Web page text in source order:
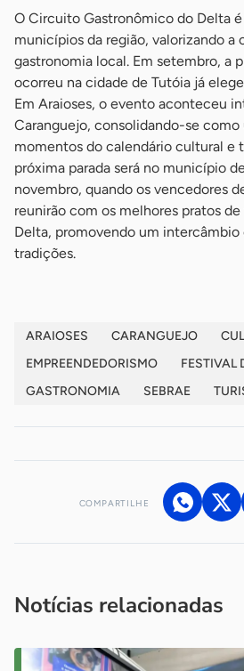
O Circuito Gastronômico do Delta
municípios da região, valorizando a
gastronomia local. Em setembro, a
ocorreu na cidade de Tutóia já
Em Araioses, o evento aconteceu
Caranguejo, consolidando-se como
momentos do calendário cultural e
próxima parada será no município
novembro, quando os vencedores
reunirão com os melhores pratos
Delta, promovendo um intercâmbio
tradições.
ARAIOSES CARANGUEJO
EMPREENDEDORISMO
FESTIVAL
GASTRONOMIA
SEBRAE
COMPARTILHE
Notícias relacionadas